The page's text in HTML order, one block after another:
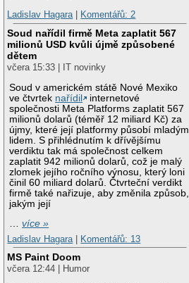
Ladislav Hagara| Komentářů: 2
Soud nařídil firmě Meta zaplatit 567
milionů USD kvůli újmě způsobené
dětem
včera 15:33 | IT novinky
Soud v americkém státě Nové Mexiko
ve čtvrtek nařídil
internetové
společnosti Meta Platforms zaplatit 567
milionů dolarů (téměř 12 miliard Kč) za
újmy, které její platformy působí mladým
lidem. S přihlédnutím k dřívějšímu
verdiktu tak má společnost celkem
zaplatit 942 milionů dolarů, což je malý
zlomek jejího ročního výnosu, který loni
činil 60 miliard dolarů. Čtvrteční verdikt
firmě také nařizuje, aby změnila způsob,
jakým její
…více »
Ladislav Hagara
Komentářů: 13
MS Paint Doom
včera 12:44 | Humor